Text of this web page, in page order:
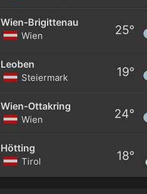
Wien-Brigittenau
Wien 25°
Leoben
Steiermark 19°
Wien-Ottakring
Wien 24°
Hötting
Tirol 18°